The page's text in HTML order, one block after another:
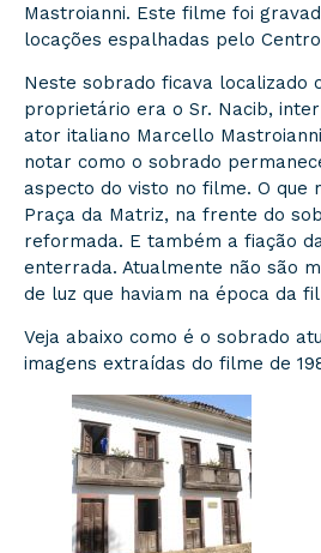
Mastroianni. Este filme foi
locações espalhadas pelo
Neste sobrado ficava localizado
proprietário era o Sr. Nacib,
ator italiano Marcello
notar como o sobrado
aspecto do visto no filme. O que
Praça da Matriz, na frente do
reformada. E também a fiação
enterrada. Atualmente não são
de luz que haviam na época da
Veja abaixo como é o sobrado
imagens extraídas do filme de